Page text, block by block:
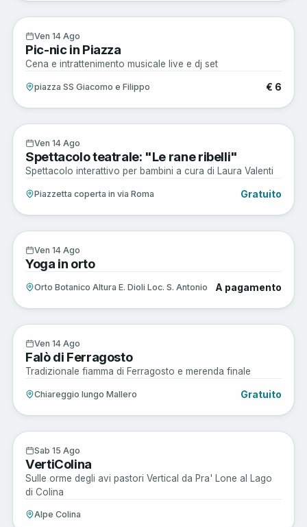
Enogastronomia
Ven 14 Ago
Pic-nic in Piazza
Cena e intrattenimento musicale live e dj set
piazza SS Giacomo e Filippo € 6
Arte e Cultura
Ven 14 Ago
Spettacolo teatrale: "Le rane ribelli"
Spettacolo interattivo per bambini a cura di Laura Valenti
Piazzetta coperta in via Roma Gratuito
Musica e Spettacoli
Ven 14 Ago
Yoga in orto
Orto Botanico Altura E. Dioli Loc. S. Antonio A pagamento
Musica e Spettacoli
Ven 14 Ago
Falò di Ferragosto
Tradizionale fiamma di Ferragosto e merenda finale
Chiareggio lungo Mallero Gratuito
Active
Sab 15 Ago
VertiColina
Sulle orme degli avi pastori Vertical da Pra' Lone al Lago
di Colina
Alpe Colina